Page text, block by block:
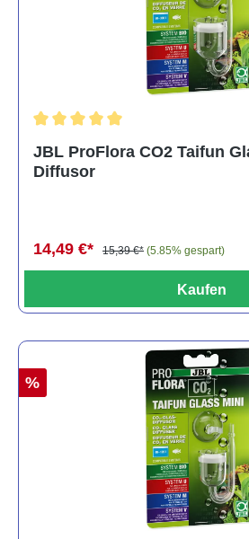
JBL ProFlora CO2 Taifun
Diffusor
14,49 €* 15,39 €* (5.85% gespart)
Kaufen
%